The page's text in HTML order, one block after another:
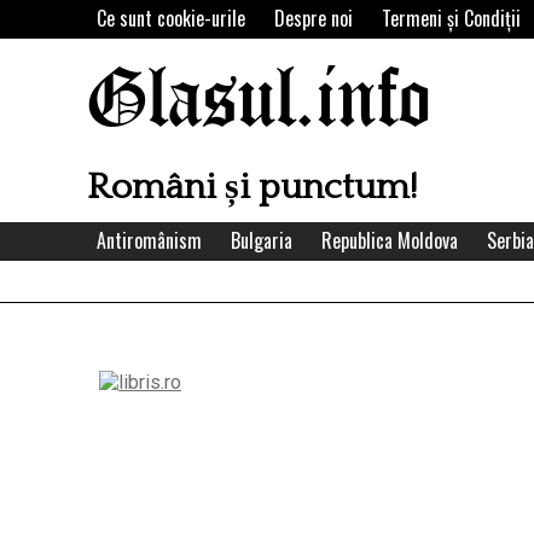
to
Ce sunt cookie-urile Despre noi Termeni şi Condiţii
Glasul.info
Români și punctum!
Antiromânism Bulgaria Republica Moldova Serbia
Left
Asides